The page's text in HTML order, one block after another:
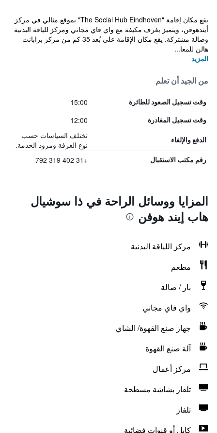
يقع مكان إقامة "The Social Hub Eindhoven" بموقع مثالي في مركز
أيندهوفن، ويتميز بغرف مكيفة مع واي فاي مجاني ومركز للياقة البدنية
وصالة مشتركة. يقع مكان الإقامة على بُعد 35 كم من مركز برابانت
هالن للمعا...
المزيد
من الجيد أن تعلم
وقت تسجيل الصعود للطائرة 15:00
وقت تسجيل المغادرة 12:00
الدفع والإلغاء
تختلف السياسات حسب
نوع الغرفة ومزود الخدمة.
رقم مكتب الاستقبال +31 402 319 792
المزايا ووسائل الراحة في ذا سوشيال
هاب إيند هوفن
مركز اللياقة البدنية
مطعم
بار / صالة
واي فاي مجاني
جهاز صنع القهوة/ الشاي
آلة صنع القهوة
مركز أعمال
تلفاز بشاشة مسطحة
تلفاز
كابل أو قنوات فضائية